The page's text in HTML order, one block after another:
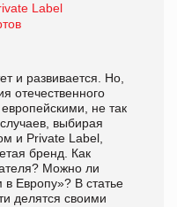
Label
и развивается. Но,
отечественного
не так
выбирая
и Privatе Label,
бренд. Как
Можно ли
в Европу»? В статье
делятся своими